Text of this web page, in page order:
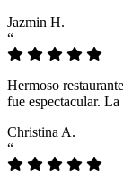
Jazmin H.
“
Hermoso
fue espectacular.
Christina A.
“